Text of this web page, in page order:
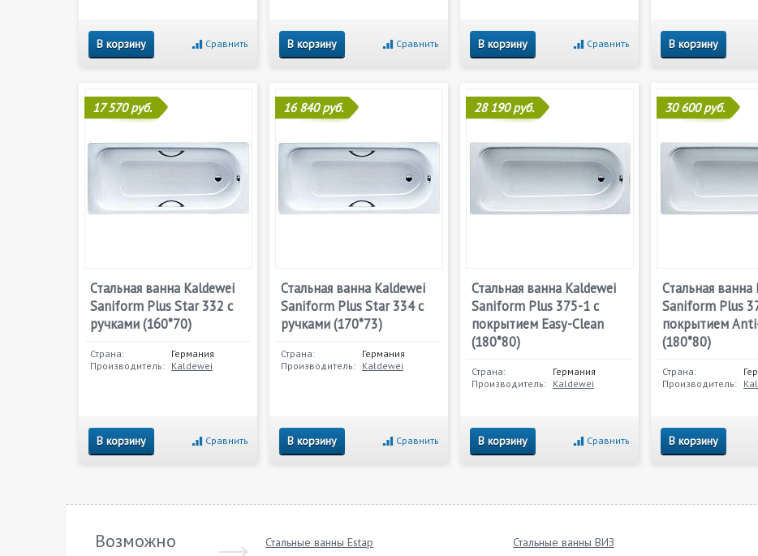
В корзину Сравнить В корзину Сравнить В корзину Сравнить В корзину
17 570 руб.
Стальная ванна Kaldewei
Saniform Plus Star 332 с
ручками (160*70)
Страна:
Германия
Производитель: Kaldewei
В корзину Сравнить
16 840 руб.
Стальная ванна Kaldewei
Saniform Plus Star 334 с
ручками (170*73)
Страна:
Германия
Производитель: Kaldewei
В корзину Сравнить
28 190 руб.
Стальная ванна Kaldewei
Saniform Plus 375-1 с
покрытием Easy-Clean
(180*80)
Страна:
Германия
Производитель: Kaldewei
В корзину Сравнить
30 600 руб.
Стальная ванна
Saniform Plus
покрытием
(180*80)
Страна:
Производитель:
В корзину
Возможно
Стальные ванны Estap Стальные ванны ВИЗ